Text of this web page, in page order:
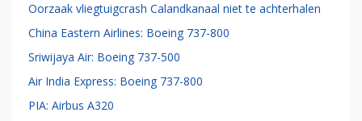
Oorzaak vliegtuigcrash Calandkanaal niet te achterhalen
China Eastern Airlines: Boeing 737-800
Sriwijaya Air: Boeing 737-500
Air India Express: Boeing 737-800
PIA: Airbus A320